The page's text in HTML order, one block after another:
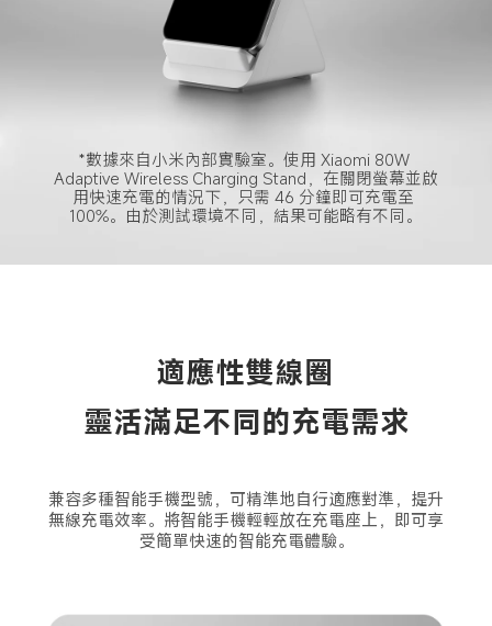
*數據來自小米內部實驗室。使用 Xiaomi 80W
Adaptive Wireless Charging Stand，在關閉螢幕並啟
用快速充電的情況下，只需 46 分鐘即可充電至
100%。由於測試環境不同，結果可能略有不同。
適應性雙線圈
靈活滿足不同的充電需求
兼容多種智能手機型號，可精準地自行適應對準，提升
無線充電效率。將智能手機輕輕放在充電座上，即可享
受簡單快速的智能充電體驗。